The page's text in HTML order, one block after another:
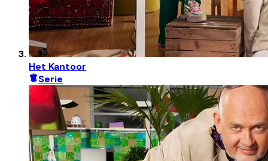
Het Kantoor
Serie